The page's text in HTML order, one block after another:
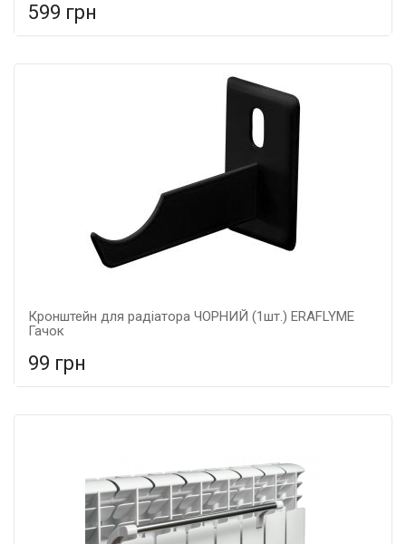
599 грн
Кронштейн для радіатора ЧОРНИЙ (1шт.) ERAFLYME
Гачок
99 грн